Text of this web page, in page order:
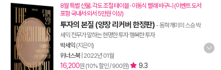
8월 특별 선물. 각도 조절 테이블 · 이동식 빨래 바구니 (이벤트 도서
포함 국내서·외서 5만원 이상)
투자의 본질 (양장 리커버 한정판) - 동학개미의 스승 박
세익 전무가 말하는 현명한 투자 행복한 투자
박세익 (지은이)
위너스북| 2022년 01월
16,200원 (10% 할인 / 900원) 9.3